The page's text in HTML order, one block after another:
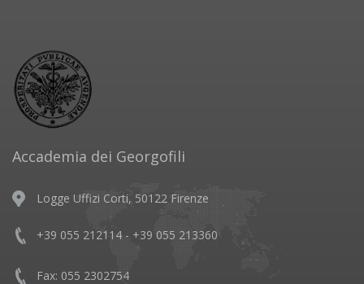
Accademia dei Georgofili
Logge Uffizi Corti, 50122 Firenze
+39 055 212114 - +39 055 213360
Fax: 055 2302754